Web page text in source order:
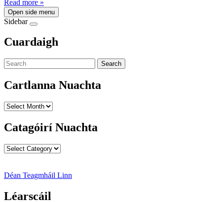
Read more »
Open side menu
Sidebar
Cuardaigh
Search
Cartlanna Nuachta
Cartlanna
Catagóirí Nuachta
Catagóirí
Déan Teagmháil Linn
Léarscáil